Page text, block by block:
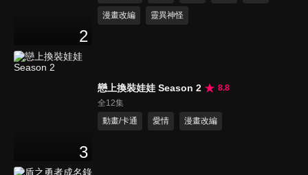
2
漫畫改編 靈異神怪
3
戀上換裝娃娃 Season 2
8.8
全12集
動畫/卡通
愛情 漫畫改編